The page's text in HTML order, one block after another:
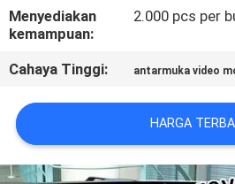
KAMI
BERITA
KASUS
Menyediakan
kemampuan:
2.000 pcs per
Cahaya Tinggi: antarmuka video
HARGA